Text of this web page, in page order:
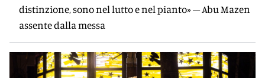
distinzione, sono nel lutto e nel pianto» – Abu Mazen
assente dalla messa